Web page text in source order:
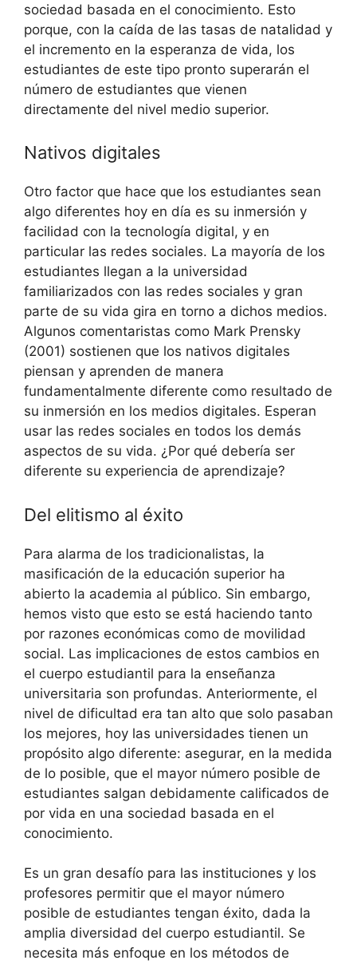
sociedad basada en el conocimiento. Esto
porque, con la caída de las tasas de natalidad y
el incremento en la esperanza de vida, los
estudiantes de este tipo pronto superarán el
número de estudiantes que vienen
directamente del nivel medio superior.
Nativos digitales
Otro factor que hace que los estudiantes sean
algo diferentes hoy en día es su inmersión y
facilidad con la tecnología digital, y en
particular las redes sociales. La mayoría de los
estudiantes llegan a la universidad
familiarizados con las redes sociales y gran
parte de su vida gira en torno a dichos medios.
Algunos comentaristas como Mark Prensky
(2001) sostienen que los nativos digitales
piensan y aprenden de manera
fundamentalmente diferente como resultado de
su inmersión en los medios digitales. Esperan
usar las redes sociales en todos los demás
aspectos de su vida. ¿Por qué debería ser
diferente su experiencia de aprendizaje?
Del elitismo al éxito
Para alarma de los tradicionalistas, la
masificación de la educación superior ha
abierto la academia al público. Sin embargo,
hemos visto que esto se está haciendo tanto
por razones económicas como de movilidad
social. Las implicaciones de estos cambios en
el cuerpo estudiantil para la enseñanza
universitaria son profundas. Anteriormente, el
nivel de dificultad era tan alto que solo pasaban
los mejores, hoy las universidades tienen un
propósito algo diferente: asegurar, en la medida
de lo posible, que el mayor número posible de
estudiantes salgan debidamente calificados de
por vida en una sociedad basada en el
conocimiento.
Es un gran desafío para las instituciones y los
profesores permitir que el mayor número
posible de estudiantes tengan éxito, dada la
amplia diversidad del cuerpo estudiantil. Se
necesita más enfoque en los métodos de